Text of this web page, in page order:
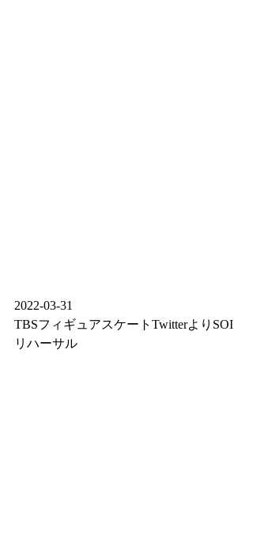
2022-03-31
TBSフィギュアスケートTwitterよりSOI
リハーサル